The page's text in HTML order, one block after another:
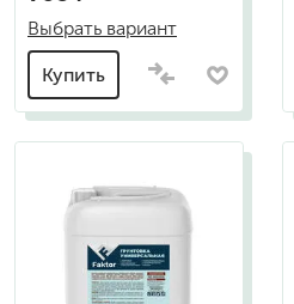
Выбрать вариант
Купить